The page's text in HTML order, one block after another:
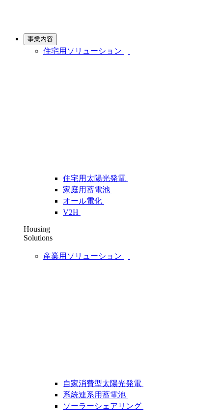
事業内容
住宅用ソリューション
住宅用太陽光発電
家庭用蓄電池
オール電化
V2H
Housing
Solutions
産業用ソリューション
自家消費型太陽光発電
系統連系用蓄電池
ソーラーシェアリング